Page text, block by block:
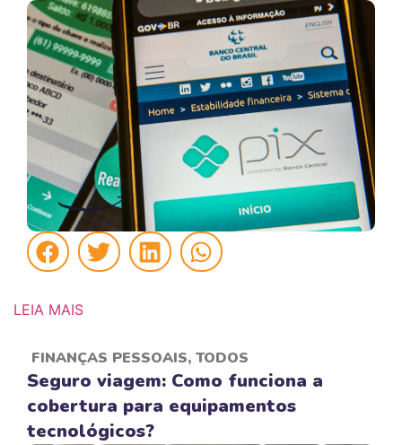
LEIA MAIS
FINANÇAS PESSOAIS, TODOS
Seguro viagem: Como funciona a
cobertura para equipamentos
tecnológicos?